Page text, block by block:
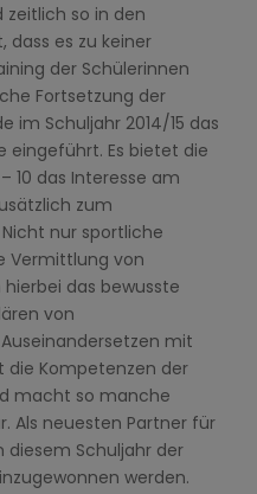
zeitlich so in den
es zu keiner
der Schülerinnen
Fortsetzung der
im Schuljahr 2014/15 das
eingeführt. Es bietet die
10 das Interesse am
zum
nur sportliche
Vermittlung von
das bewusste
von
mit
die Kompetenzen der
macht so manche
Als neuesten Partner für
diesem Schuljahr der
werden.